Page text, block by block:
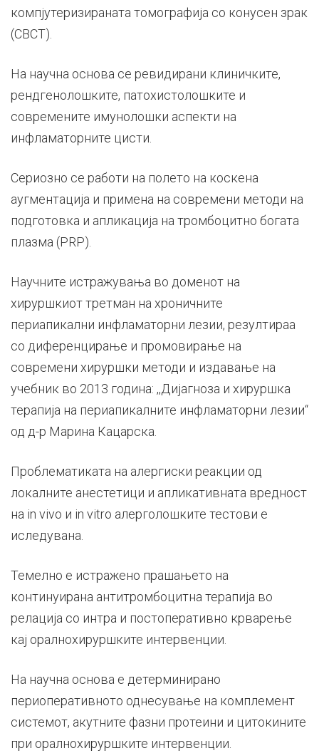
компјутеризираната томографија со конусен зрак
(CBCT).
На научна основа се ревидирани клиничките,
рендгенолошките, патохистолошките и
современите имунолошки аспекти на
инфламаторните цисти.
Сериозно се работи на полето на коскена
аугментација и примена на современи методи на
подготовка и апликација на тромбоцитно богата
плазма (PRP).
Научните истражувања во доменот на
хируршкиот третман на хроничните
периапикални инфламаторни лезии, резултираа
со диференцирање и промовирање на
современи хируршки методи и издавање на
учебник во 2013 година: ,,Дијагноза и хируршка
терапија на периапикалните инфламаторни лезии“
од д-р Марина Кацарска.
Проблематиката на алергиски реакции од
локалните анестетици и апликативната вредност
на in vivo и in vitro алерголошките тестови е
иследувана.
Темелно е истражено прашањето на
континуирана антитромбоцитна терапија во
релација со интра и постоперативно крварење
кај оралнохируршките интервенции.
На научна основа е детерминирано
периоперативното однесување на комплемент
системот, акутните фазни протеини и цитокините
при оралнохируршките интервенции.